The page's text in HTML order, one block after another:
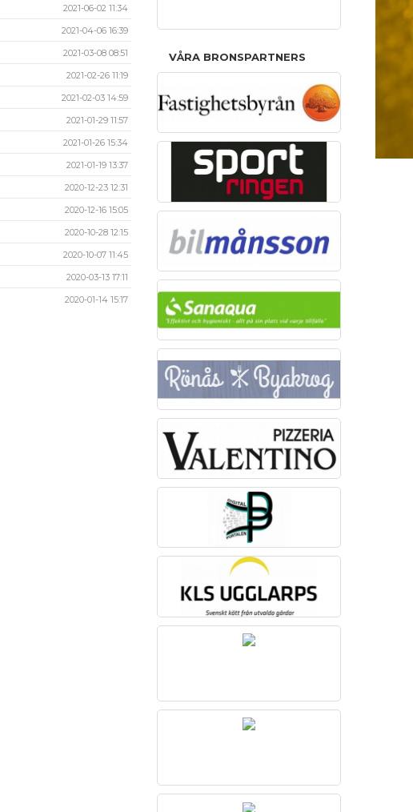
2021-06-02 11:34
2021-04-06 16:39
2021-03-08 08:51
2021-02-26 11:19
2021-02-03 14:59
2021-01-29 11:57
2021-01-26 15:34
2021-01-19 13:37
2020-12-23 12:31
2020-12-16 15:05
2020-10-28 12:15
2020-10-07 11:45
2020-03-13 17:11
2020-01-14 15:17
VÅRA BRONSPARTNERS